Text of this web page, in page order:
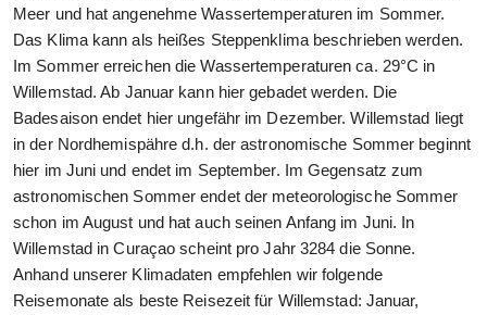
Meer und hat angenehme Wassertemperaturen im Sommer.
Das Klima kann als heißes Steppenklima beschrieben werden.
Im Sommer erreichen die Wassertemperaturen ca. 29°C in
Willemstad. Ab Januar kann hier gebadet werden. Die
Badesaison endet hier ungefähr im Dezember. Willemstad liegt
in der Nordhemispähre d.h. der astronomische Sommer beginnt
hier im Juni und endet im September. Im Gegensatz zum
astronomischen Sommer endet der meteorologische Sommer
schon im August und hat auch seinen Anfang im Juni. In
Willemstad in Curaçao scheint pro Jahr 3284 die Sonne.
Anhand unserer Klimadaten empfehlen wir folgende
Reisemonate als beste Reisezeit für Willemstad: Januar,